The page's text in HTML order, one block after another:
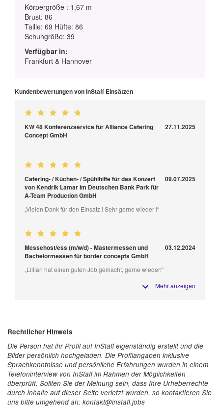
Körpergröße : 1,67 m
Brust: 86
Taille: 69 Hüfte: 86
Schuhgröße: 39
Verfügbar in:
Frankfurt & Hannover
Kundenbewertungen von InStaff Einsätzen
KW 48 Konferenzservice für Alliance Catering
Concept GmbH
27.11.2025
Catering- / Küchen- / Spühlhilfe für das Konzert
von Kendrik Lamar im Deutschen Bank Park für
A-Team Production GmbH
09.07.2025
„Vielen Dank für den Einsatz ! Sehr gerne wieder !“
Messehost/ess (m/w/d) - Mastermessen und
Bachelormessen für border concepts GmbH
03.12.2024
„Lillian hat einen guten Job gemacht, gerne wieder!“
Mehr anzeigen
Rechtlicher Hinweis
Die Person hat ihr Profil auf InStaff eigenständig erstellt und die
Bilder persönlich hochgeladen. Die Profilangaben inklusive
Sprachkenntnisse und persönliche Erfahrungen wurden in einem
Telefoninterview von InStaff im Rahmen der Möglichkeiten
überprüft. Sollten Sie der Meinung sein, dass Ihre Urheberrechte
durch Inhalte auf dieser Seite verletzt wurden, so kontaktieren Sie
uns bitte umgehend an: kontakt@instaff.jobs